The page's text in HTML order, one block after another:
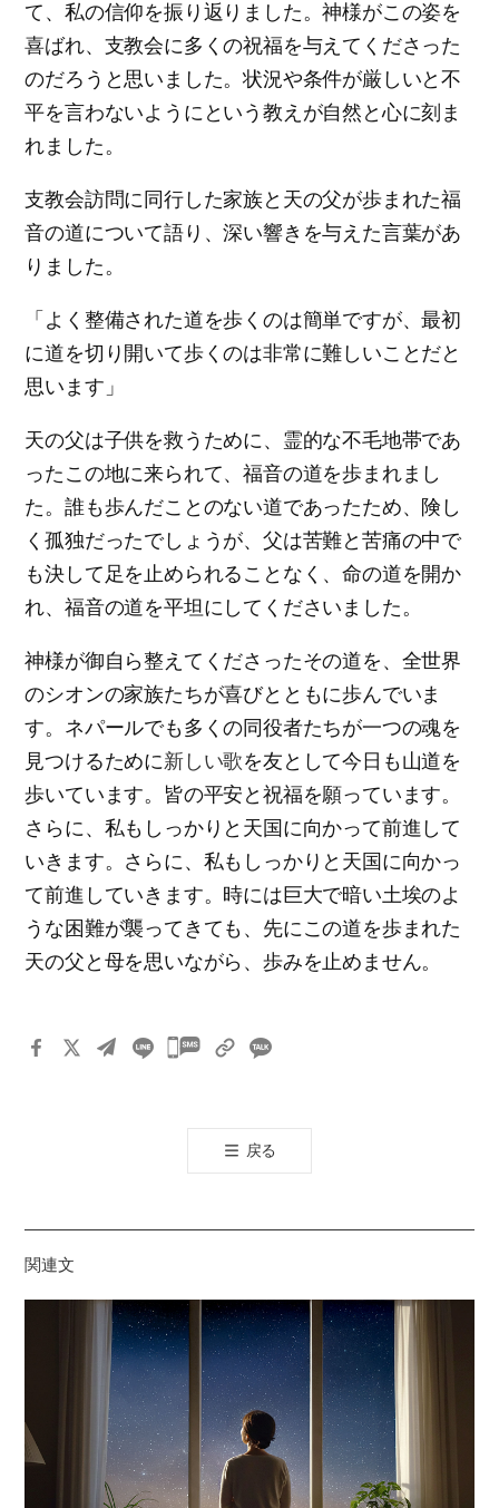
て、私の信仰を振り返りました。神様がこの姿を
喜ばれ、支教会に多くの祝福を与えてくださった
のだろうと思いました。状況や条件が厳しいと不
平を言わないようにという教えが自然と心に刻ま
れました。
支教会訪問に同行した家族と天の父が歩まれた福
音の道について語り、深い響きを与えた言葉があ
りました。
「よく整備された道を歩くのは簡単ですが、最初
に道を切り開いて歩くのは非常に難しいことだと
思います」
天の父は子供を救うために、霊的な不毛地帯であ
ったこの地に来られて、福音の道を歩まれまし
た。誰も歩んだことのない道であったため、険し
く孤独だったでしょうが、父は苦難と苦痛の中で
も決して足を止められることなく、命の道を開か
れ、福音の道を平坦にしてくださいました。
神様が御自ら整えてくださったその道を、全世界
のシオンの家族たちが喜びとともに歩んでいま
す。ネパールでも多くの同役者たちが一つの魂を
見つけるために新しい歌を友として今日も山道を
歩いています。皆の平安と祝福を願っています。
さらに、私もしっかりと天国に向かって前進して
いきます。さらに、私もしっかりと天国に向かっ
て前進していきます。時には巨大で暗い土埃のよ
うな困難が襲ってきても、先にこの道を歩まれた
天の父と母を思いながら、歩みを止めません。
카
톡
공
기
戻る
関連文